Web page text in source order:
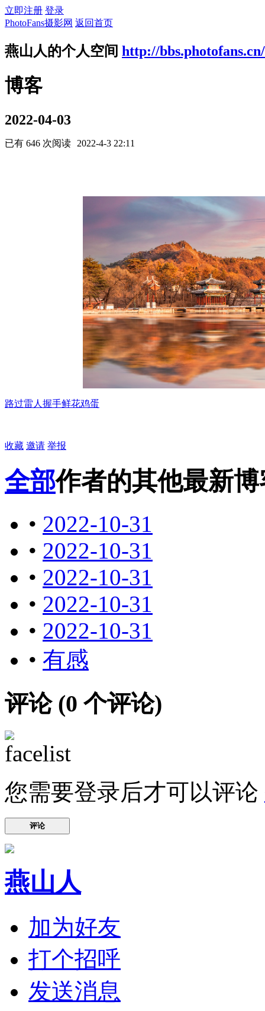
立即注册 登录
PhotoFans摄影网 返回首页
燕山人的个人空间 http://
博客
2022-04-03
已有 646 次阅读 2022-4-3 22:11
路过雷人 握手鲜花鸡蛋
收藏 邀请 举报
全部作者的其他最新博
• 2022-10-31
• 2022-10-31
• 2022-10-31
• 2022-10-31
• 2022-10-31
• 有感
评论 (0 个评论)
您需要登录后才可以评论
评论
燕山人
加为好友
打个招呼
发送消息